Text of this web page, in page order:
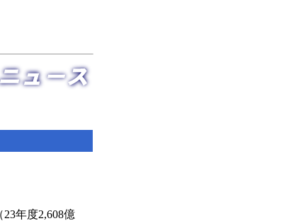
年度2,608億